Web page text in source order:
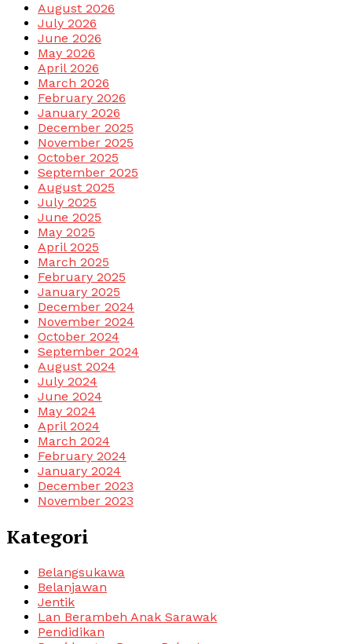
August 2026
July 2026
June 2026
May 2026
April 2026
March 2026
February 2026
January 2026
December 2025
November 2025
October 2025
September 2025
August 2025
July 2025
June 2025
May 2025
April 2025
March 2025
February 2025
January 2025
December 2024
November 2024
October 2024
September 2024
August 2024
July 2024
June 2024
May 2024
April 2024
March 2024
February 2024
January 2024
December 2023
November 2023
Kategori
Belangsukawa
Belanjawan
Jentik
Lan Berambeh Anak Sarawak
Pendidikan